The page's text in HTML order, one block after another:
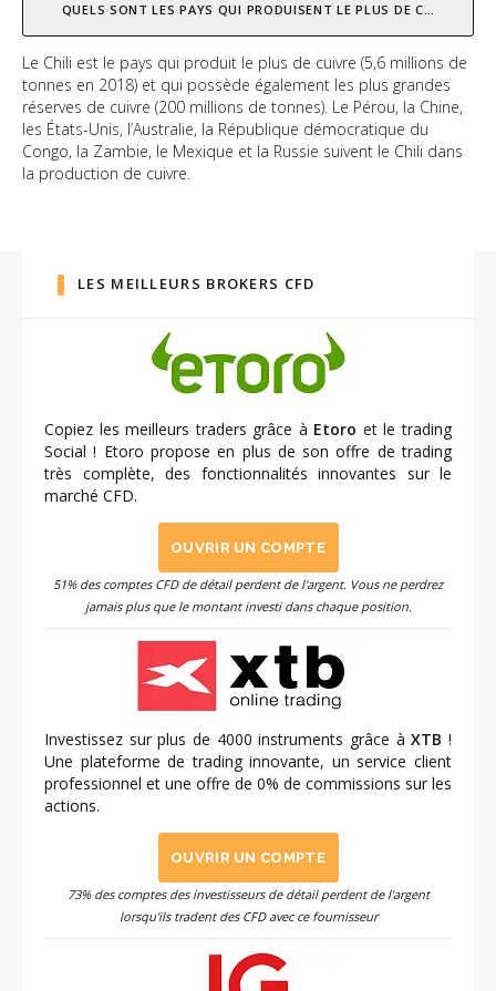
QUELS SONT LES PAYS QUI PRODUISENT LE PLUS DE CUIVRE ?
Le Chili est le pays qui produit le plus de cuivre (5,6 millions de
tonnes en 2018) et qui possède également les plus grandes
réserves de cuivre (200 millions de tonnes). Le Pérou, la Chine,
les États-Unis, l’Australie, la République démocratique du
Congo, la Zambie, le Mexique et la Russie suivent le Chili dans
la production de cuivre.
LES MEILLEURS BROKERS CFD
Copiez les meilleurs traders grâce à Etoro et le trading
Social ! Etoro propose en plus de son offre de trading
très complète, des fonctionnalités innovantes sur le
marché CFD.
OUVRIR UN COMPTE
51% des comptes CFD de détail perdent de l'argent. Vous ne perdrez
jamais plus que le montant investi dans chaque position.
Investissez sur plus de 4000 instruments grâce àXTB !
Une plateforme de trading innovante, un service client
professionnel et une offre de 0% de commissions sur les
actions.
OUVRIR UN COMPTE
73% des comptes des investisseurs de détail perdent de l'argent
lorsqu'ils tradent des CFD avec ce fournisseur